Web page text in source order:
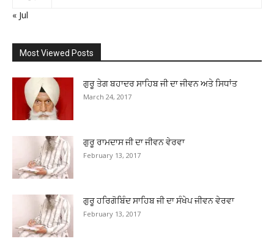
« Jul
Most Viewed Posts
ਗੁਰੂ ਤੇਗ ਬਹਾਦਰ ਸਾਹਿਬ ਜੀ ਦਾ ਜੀਵਨ ਅਤੇ ਸਿਧਾਂਤ
March 24, 2017
ਗੁਰੂ ਰਾਮਦਾਸ ਜੀ ਦਾ ਜੀਵਨ ਵੇਰਵਾ
February 13, 2017
ਗੁਰੂ ਹਰਿਗੋਬਿੰਦ ਸਾਹਿਬ ਜੀ ਦਾ ਸੰਖੇਪ ਜੀਵਨ ਵੇਰਵਾ
February 13, 2017